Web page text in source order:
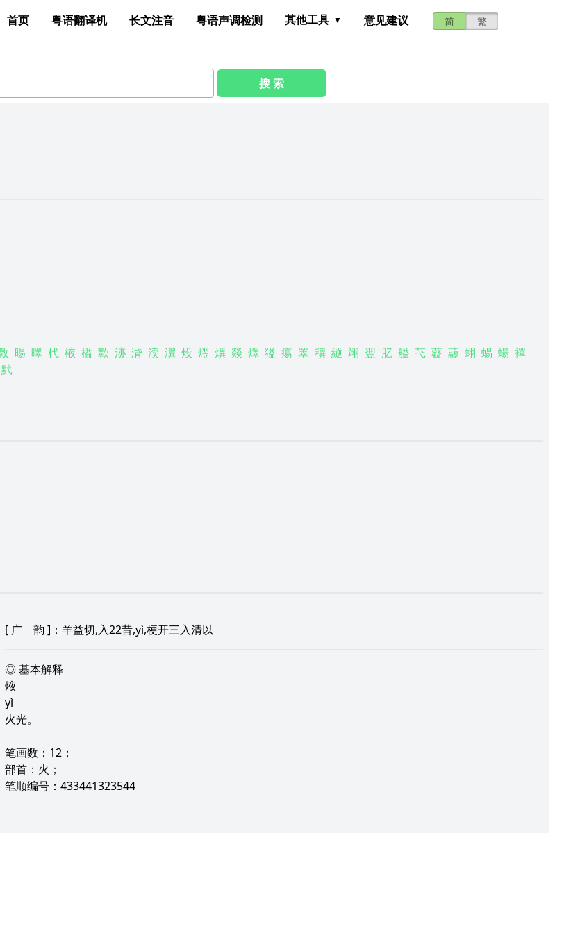
简 繁
首页 粤语翻译机 长文注音 粤语声调检测 其他工具 意见建议
搜 索
晹 曎 杙 棭 榏 歝 洂 浳 湙 瀷 炈 熤 熼 燚 燡 獈 痬 睪 穓 縌 翊 翌 肊 艗 芅 薿 虉 蛡 蜴 蝪 襗
黓
[ 广 韵 ]：羊益切,入22昔,yì,梗开三入清以
◎ 基本解释
焲
yì
火光。
笔画数：12；
部首：火；
笔顺编号：433441323544